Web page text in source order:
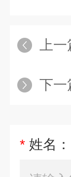
上一
下一
* 姓名：